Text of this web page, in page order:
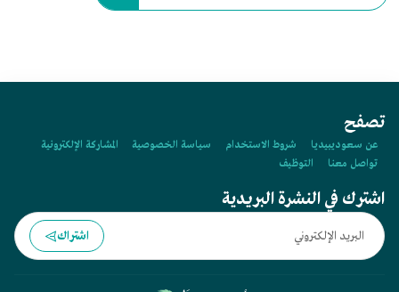
تصفح
عن سعوديبيديا شروط الاستخدام سياسة الخصوصية
المشاركة الإلكترونية
تواصل معنا
التوظيف
اشترك في النشرة البريدية
اشتراك